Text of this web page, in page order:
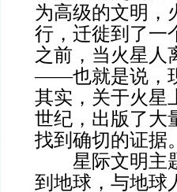
为高级的文明，
行，迁徙到了一
之前，当火星人
——也就是说，
其实，关于火星
世纪，出版了大
找到确切的证据。
星际文明主题
到地球，与地球